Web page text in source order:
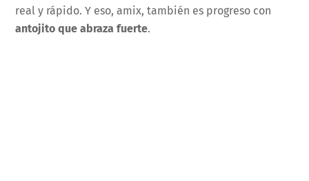
real y rápido. Y eso, amix, también es progreso con
antojito que abraza fuerte.